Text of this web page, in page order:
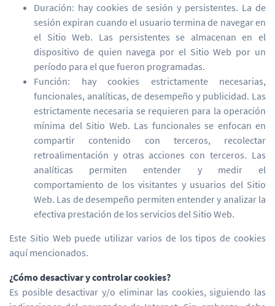
Duración: hay cookies de sesión y persistentes. La de
sesión expiran cuando el usuario termina de navegar en
el Sitio Web. Las persistentes se almacenan en el
dispositivo de quien navega por el Sitio Web por un
período para el que fueron programadas.
Función: hay cookies estrictamente necesarias,
funcionales, analíticas, de desempeño y publicidad. Las
estrictamente necesaria se requieren para la operación
mínima del Sitio Web. Las funcionales se enfocan en
compartir contenido con terceros, recolectar
retroalimentación y otras acciones con terceros. Las
analíticas permiten entender y medir el
comportamiento de los visitantes y usuarios del Sitio
Web. Las de desempeño permiten entender y analizar la
efectiva prestación de los servicios del Sitio Web.
Este Sitio Web puede utilizar varios de los tipos de cookies
aquí mencionados.
¿Cómo desactivar y controlar cookies?
Es posible desactivar y/o eliminar las cookies, siguiendo las